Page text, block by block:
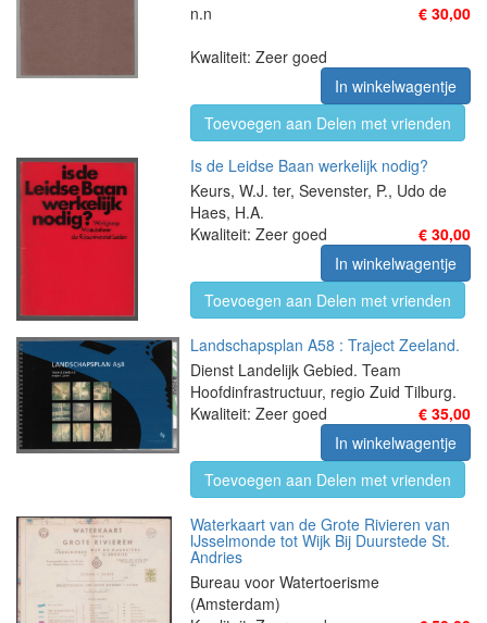
n.n
€ 30,00
Kwaliteit: Zeer goed
In winkelwagentje
Toevoegen aan Delen met vrienden
Is de Leidse Baan werkelijk nodig?
Keurs, W.J. ter, Sevenster, P., Udo de
Haes, H.A.
€ 30,00
Kwaliteit: Zeer goed
In winkelwagentje
Toevoegen aan Delen met vrienden
Landschapsplan A58 : Traject Zeeland.
Dienst Landelijk Gebied. Team
Hoofdinfrastructuur, regio Zuid Tilburg.
€ 35,00
Kwaliteit: Zeer goed
In winkelwagentje
Toevoegen aan Delen met vrienden
Waterkaart van de Grote Rivieren van
IJsselmonde tot Wijk Bij Duurstede St.
Andries
Bureau voor Watertoerisme
(Amsterdam)